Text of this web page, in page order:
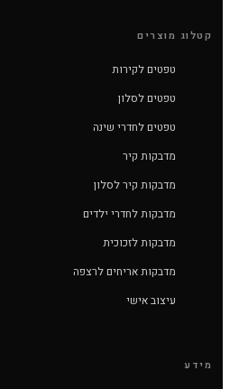
קטלוג מוצרים
טפטים לקירות
טפטים לסלון
טפטים לחדרי שינה
מדבקות קיר
מדבקות קיר לסלון
מדבקות לחדרי ילדים
מדבקות לזכוכית
מדבקות אריחים לרצפה
עיצוב אישי
מידע